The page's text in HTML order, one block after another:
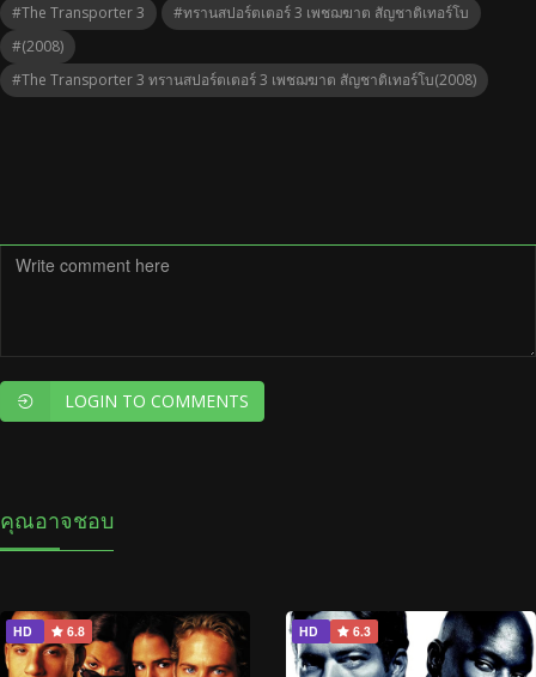
#The Transporter 3
#ทรานสปอร์ตเตอร์ 3 เพชฌฆาต สัญชาติเทอร์โบ
#(2008)
#The Transporter 3 ทรานสปอร์ตเตอร์ 3 เพชฌฆาต สัญชาติเทอร์โบ(2008)
LOGIN TO COMMENTS
คุณอาจชอบ
HD 6.8 HD 6.3